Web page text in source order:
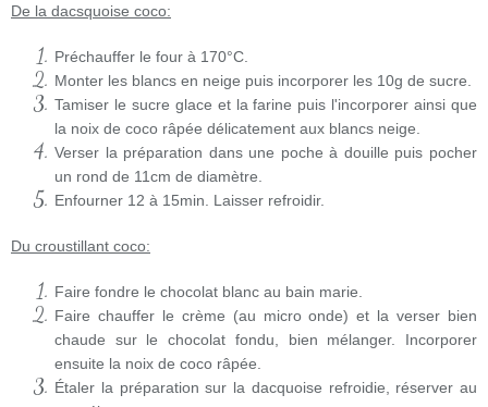
De la dacsquoise coco:
Préchauffer le four à 170°C.
Monter les blancs en neige puis incorporer les 10g de sucre.
Tamiser le sucre glace et la farine puis l'incorporer ainsi que
la noix de coco râpée délicatement aux blancs neige.
Verser la préparation dans une poche à douille puis pocher
un rond de 11cm de diamètre.
Enfourner 12 à 15min. Laisser refroidir.
Du croustillant coco:
Faire fondre le chocolat blanc au bain marie.
Faire chauffer le crème (au micro onde) et la verser bien
chaude sur le chocolat fondu, bien mélanger. Incorporer
ensuite la noix de coco râpée.
Étaler la préparation sur la dacquoise refroidie, réserver au